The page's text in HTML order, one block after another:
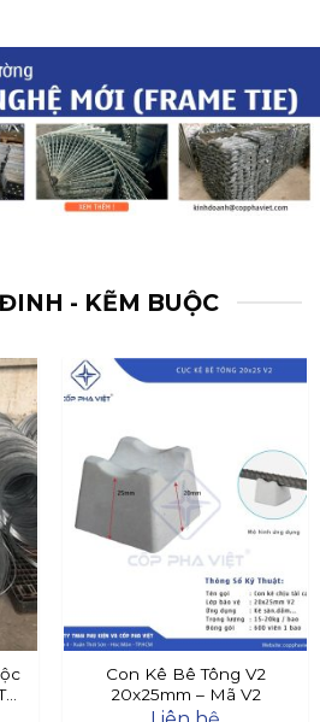
- KẼM BUỘC
Con Kê Bê Tông V2
20x25mm – Mã V2